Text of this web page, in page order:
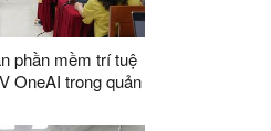
phần mềm trí tuệ
OneAI trong quản